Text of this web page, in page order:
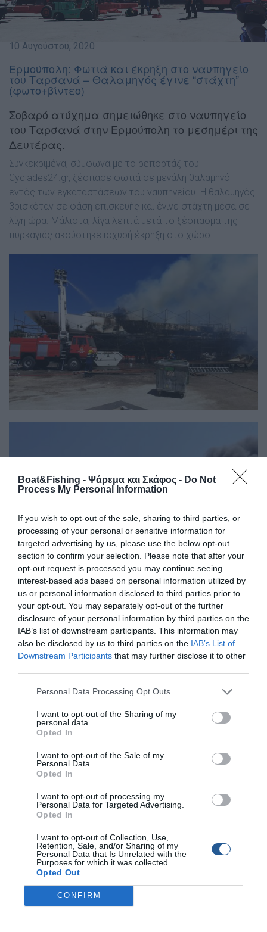
Boat&Fishing - Ψάρεμα και Σκάφος - Do Not
Process My Personal Information
If you wish to opt-out of the sale, sharing to third parties, or
processing of your personal or sensitive information for
targeted advertising by us, please use the below opt-out
section to confirm your selection. Please note that after your
opt-out request is processed you may continue seeing
interest-based ads based on personal information utilized by
us or personal information disclosed to third parties prior to
your opt-out. You may separately opt-out of the further
disclosure of your personal information by third parties on the
IAB’s list of downstream participants. This information may
also be disclosed by us to third parties on the IAB’s List of
Downstream Participants that may further disclose it to other
Personal Data Processing Opt Outs
I want to opt-out of the Sharing of my
personal data.
Opted In
I want to opt-out of the Sale of my
Personal Data.
Opted In
I want to opt-out of processing my
Personal Data for Targeted Advertising.
Opted In
I want to opt-out of Collection, Use,
Retention, Sale, and/or Sharing of my
Personal Data that Is Unrelated with the
Purposes for which it was collected.
Opted Out
CONFIRM
10 Αυγούστου, 2020
Ερμούπολη: Φωτιά και έκρηξη στο ναυπηγείο
του Ταρσανά – Θαλαμηγός έγινε “στάχτη”
(φωτο+βίντεο)
Σοβαρό ατύχημα σημειώθηκε στο ναυπηγείο
του Ταρσανά στην Ερμούπολη το μεσημέρι της
Δευτέρας.
Συγκεκριμένα, σύμφωνα με το ρεπορτάζ του
Cyclades24.gr, ξέσπασε φωτιά σε μεγάλη θαλαμηγό
εντός των εγκαταστάσεων του ναυπηγείου. Η θαλαμηγός
βρισκόταν σε φάση επισκευής και έγινε στάχτη μέσα σε
λίγη ώρα. Μάλιστα, λίγα λεπτά μετά το ξέσπασμα της
πυρκαγιάς ακούστηκε ισχυρή έκρηξη στο χώρο.
Στην περιοχή έφτασε αμέσως σύσσωμη η δύναμη της
Πυροσβεστικής Υπηρεσίας Ερμούπολης με οχήματα και
προσωπικό ξεκινώντας το έργο της κατάσβεσης. Στον
τόπο του ατυχήματος βρέθηκαν επίσης στελέχη του
Λιμενικού Σώματος, της Αστυνομίας, της Περιφέρειας,
μεγαλύτεροι τμήμα του σκάφους, το οποίο ήταν
κατασχεμένο και είχε έρθει στην Σύρο παλαιότερα από
τη Μύκονο, ωστόσο, το τελευταίο διάστημα απέκτησε
νέο ιδιοκτήτη και είχε ξεκινήσει η επισκευή του.